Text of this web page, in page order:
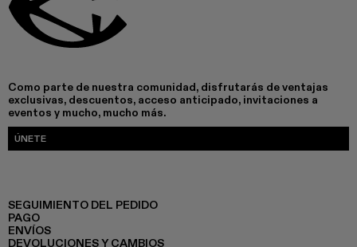
Como parte de nuestra comunidad, disfrutarás de ventajas
exclusivas, descuentos, acceso anticipado, invitaciones a
eventos y mucho, mucho más.
ÚNETE
SEGUIMIENTO DEL PEDIDO
PAGO
ENVÍOS
DEVOLUCIONES Y CAMBIOS